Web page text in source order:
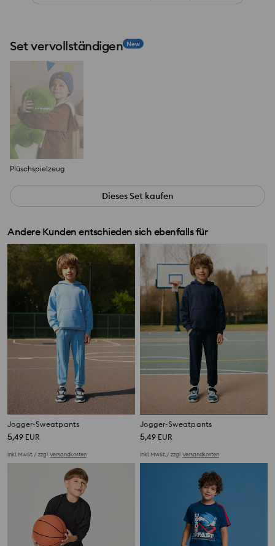
Set vervollständigen New
Plüschspielzeug
Dieses Set kaufen
Andere Kunden entschieden sich ebenfalls für
Jogger-Sweatpants
5,49 EUR
inkl. MwSt. / zzgl.Versandkosten
Jogger-Sweatpants
5,49 EUR
inkl. MwSt. / zzgl.Versandkosten